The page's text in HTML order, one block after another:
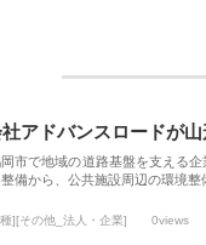
アドバンスロードが
市で地域の道路基盤を支える
整備から、公共施設周辺の環境
][その他_法人・企業] 0views